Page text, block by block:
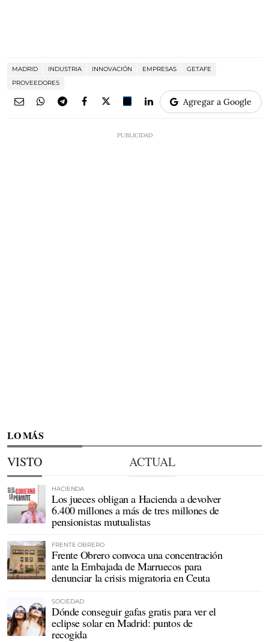
MADRID INDUSTRIA INNOVACIÓN EMPRESAS
GETAFE
PROVEEDORES
Agregar a Google
LO MÁS
VISTO ACTUAL
HACIENDA
Los jueces obligan a Hacienda a devolver
6.400 millones a más de tres millones de
pensionistas mutualistas
FRENTE OBRERO
Frente Obrero convoca una concentración
ante la Embajada de Marruecos para
denunciar la crisis migratoria en Ceuta
SOCIEDAD
Dónde conseguir gafas gratis para ver el
eclipse solar en Madrid: puntos de
recogida